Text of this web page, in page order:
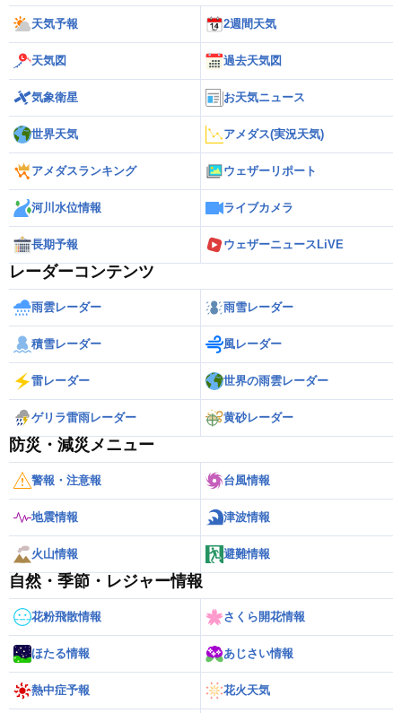
天気予報 2週間天気
天気図 過去天気図
気象衛星 お天気ニュース
世界天気 アメダス(実況天気)
アメダスランキング ウェザーリポート
河川水位情報 ライブカメラ
長期予報 ウェザーニュースLiVE
レーダーコンテンツ
雨雲レーダー 雨雪レーダー
積雪レーダー 風レーダー
雷レーダー 世界の雨雲レーダー
ゲリラ雷雨レーダー 黄砂レーダー
防災・減災メニュー
警報・注意報 台風情報
地震情報 津波情報
火山情報 避難情報
自然・季節・レジャー情報
花粉飛散情報 さくら開花情報
ほたる情報 あじさい情報
熱中症予報 花火天気